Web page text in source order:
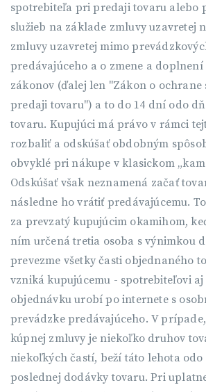
spotrebiteľa pri predaji tovaru alebo
služieb na základe zmluvy uzavretej
zmluvy uzavretej mimo
predávajúceho a o zmene a
zákonov (ďalej len "Zákon o
predaji tovaru") a to do 14 dní odo
tovaru. Kupujúci má právo v rámci
rozbaliť a odskúšať obdobným
obvyklé pri nákupe v klasickom
Odskúšať však neznamená začať
následne ho vrátiť predávajúcemu.
za prevzatý kupujúcim okamihom,
ním určená tretia osoba s výnimkou
prevezme všetky časti objednaného
vzniká kupujúcemu - spotrebiteľovi
objednávku urobí po internete s
prevádzke predávajúceho. V
kúpnej zmluvy je niekoľko druhov
niekoľkých častí, beží táto lehota
poslednej dodávky tovaru. Pri